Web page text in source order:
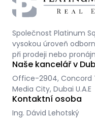
Společnost Platinum
vysokou úroveň
při prodeji nebo
Naše kancelář v
Office-2904, Concord
Media City, Dubai U.A.E
Kontaktní osoba
Ing. Dávid Lehotský